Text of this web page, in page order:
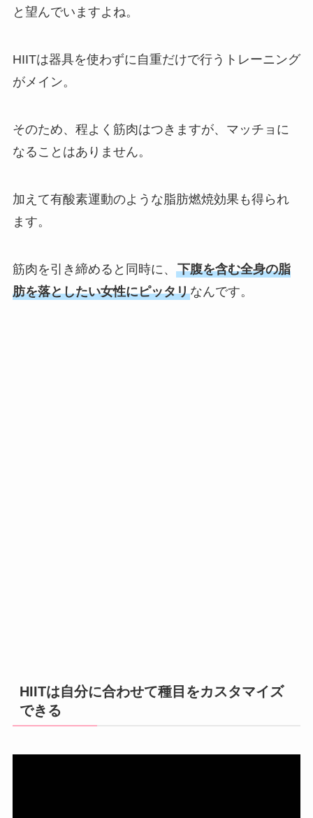
と望んでいますよね。
HIITは器具を使わずに自重だけで行うトレーニング
がメイン。
そのため、程よく筋肉はつきますが、マッチョに
なることはありません。
加えて有酸素運動のような脂肪燃焼効果も得られ
ます。
筋肉を引き締めると同時に、 下腹を含む全身の脂
肪を落としたい女性にピッタリなんです。
HIITは自分に合わせて種目をカスタマイズ
できる